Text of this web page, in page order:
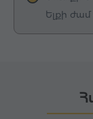
Ելքի ժամ